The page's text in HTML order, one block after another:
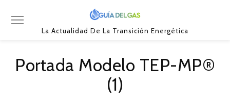
La Actualidad De La Transición Energética
Portada Modelo TEP-MP®
(1)